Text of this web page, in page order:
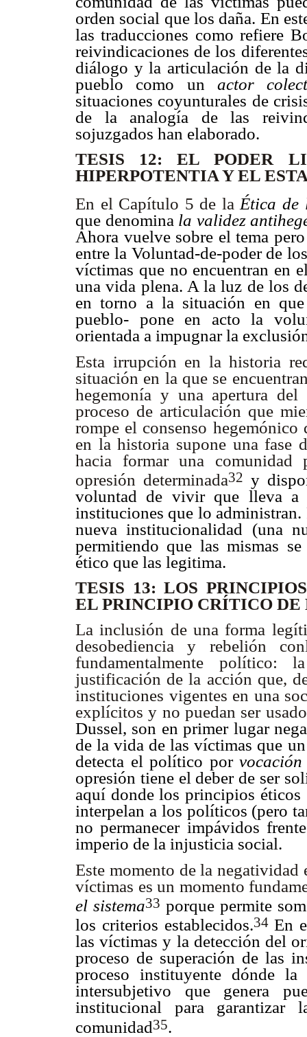
orden social que los daña. En
las traducciones como refiere
reivindicaciones de los
diálogo y la articulación de la
pueblo como un actor
situaciones coyunturales de
de la analogía de las
sojuzgados han elaborado.
TESIS 12: EL PODER
HIPERPOTENTIA Y EL
En el Capítulo 5 de laÉtica de
que denominala validez
Ahora vuelve sobre el tema
entre la Voluntad-de-poder de
víctimas que no encuentran en
una vida plena. A la luz de los
en torno a la situación en que
pueblo- pone en acto la
orientada a impugnar la
Esta irrupción en la historia
situación en la que se
hegemonía y una apertura
proceso de articulación que
rompe el consenso
en la historia supone una fase
hacia formar una
opresión determinada32 y
voluntad de vivir que lleva a
instituciones que lo administran.
nueva institucionalidad (una
permitiendo que las mismas
ético que las legitima.
TESIS 13: LOS
EL PRINCIPIO CRÍTICO
La inclusión de una forma
desobediencia y rebelión
fundamentalmente político:
justificación de la acción que,
instituciones vigentes en una
explícitos y no puedan ser
Dussel, son en primer lugar
de la vida de las víctimas que
detecta el político por vocación
opresión tiene el deber de ser
aquí donde los principios
interpelan a los políticos (pero
no permanecer impávidos
imperio de la injusticia social.
Este momento de la negatividad
víctimas es un momento
el sistema33 porque permite
los criterios establecidos.34En
las víctimas y la detección del
proceso de superación de las
proceso instituyente dónde
intersubjetivo que genera
institucional para
comunidad35.